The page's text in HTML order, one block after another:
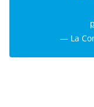
— La